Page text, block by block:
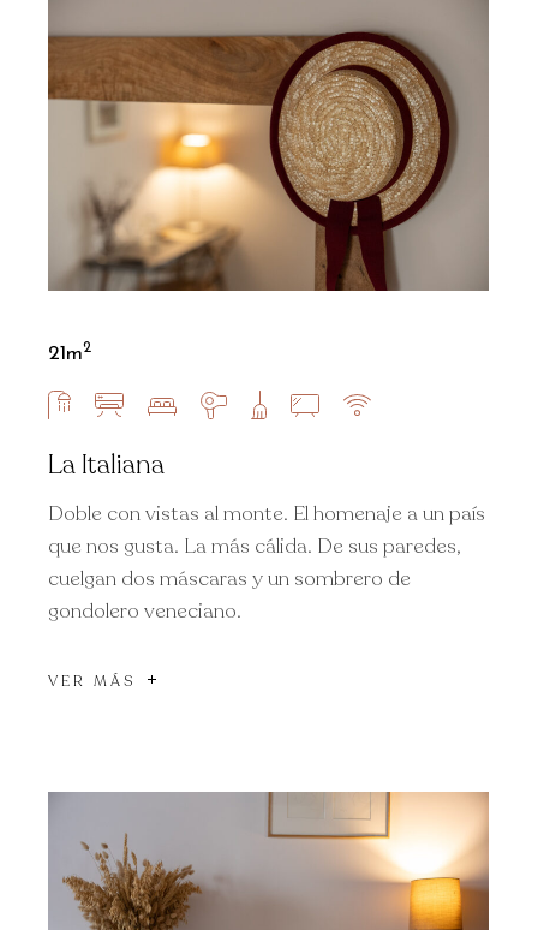
La Italiana
Doble con vistas al monte. El homenaje a un país
que nos gusta. La más cálida. De sus paredes,
cuelgan dos máscaras y un sombrero de
gondolero veneciano.
VER MÁS
21m2